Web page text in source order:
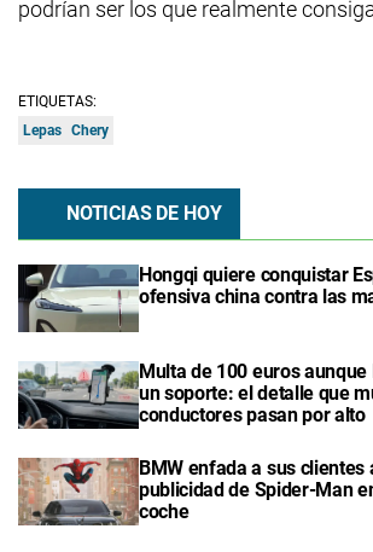
podrían ser los que realmente
ETIQUETAS:
Lepas Chery
NOTICIAS DE HOY
Hongqi quiere conquistar
ofensiva china contra las
Multa de 100 euros
un soporte: el detalle que
conductores pasan por alto
BMW enfada a sus clientes
publicidad de Spider-Man
coche